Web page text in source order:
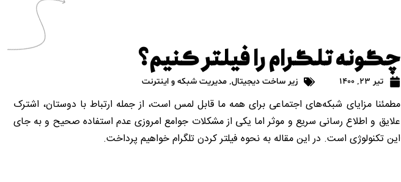
چگونه تلگرام را فیلتر کنیم؟
تیر 23, 1400 زیر ساخت دیجیتال,مدیریت شبکه و اینترنت
مطمئنا مزایای شبکه‌های اجتماعی برای همه ما قابل لمس است، از جمله ارتباط با دوستان، اشترک
علایق و اطلاع رسانی سریع و موثر اما یکی از مشکلات جوامع امروزی عدم استفاده صحیح و به جای
این تکنولوژی است. در این مقاله به نحوه فیلتر کردن تلگرام خواهیم پرداخت.